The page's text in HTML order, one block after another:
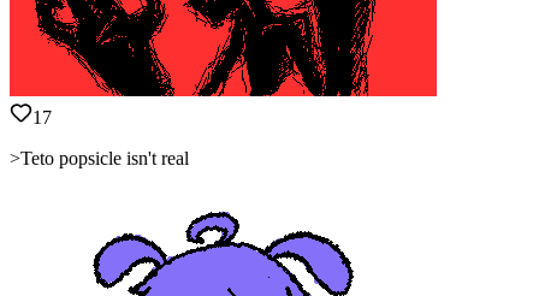
17
>Teto popsicle isn't real